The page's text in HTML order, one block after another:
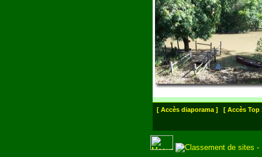
[ Accès diaporama ] [ Accès Top